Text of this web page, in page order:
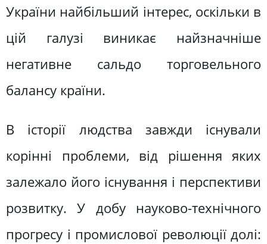
України найбільший інтерес, оскільки в
цій галузі виникає найзначніше
негативне сальдо торговельного
балансу країни.
В історії людства завжди існували
корінні проблеми, від рішення яких
залежало його існування і перспективи
розвитку. У добу науково-технічного
прогресу і промислової революції долі: